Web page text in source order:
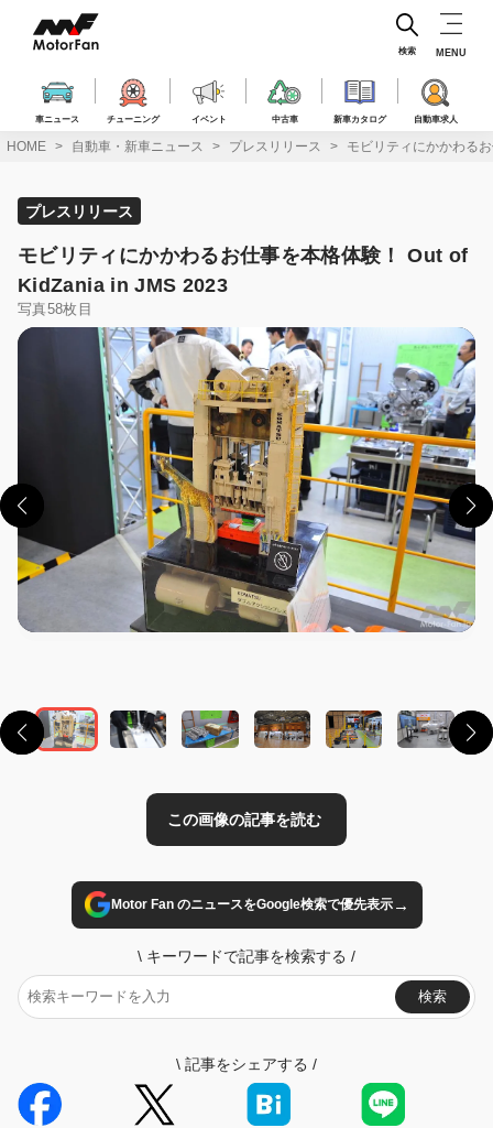
ス
車ニュース チューニング イベント 中古車 新車カタログ 自動車求人
検索 MENU
HOME 自動車・新車ニュース プレスリリース モビリティにかかわる
プレスリリース
モビリティにかかわるお仕事を本格体験！ Out of
KidZania in JMS 2023
写真58枚目
Motor Fan のニュースをGoogle検索で優先表示→
\ キーワードで記事を検索する /
検索
\ 記事をシェアする /